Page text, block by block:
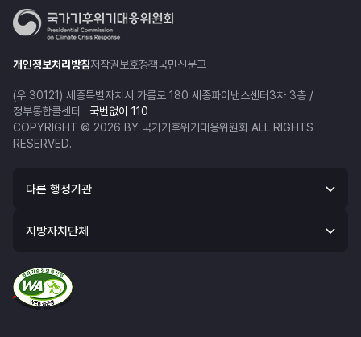
개인정보처리방침저작권보호정책국민신문고
(우 30121) 세종특별자치시 가름로 180 세종파이낸스센터3차 3층 /
정부통합콜센터 : 국번없이 110
COPYRIGHT © 2026 BY 국가기후위기대응위원회 ALL RIGHTS
RESERVED.
다른 행정기관
지방자치단체